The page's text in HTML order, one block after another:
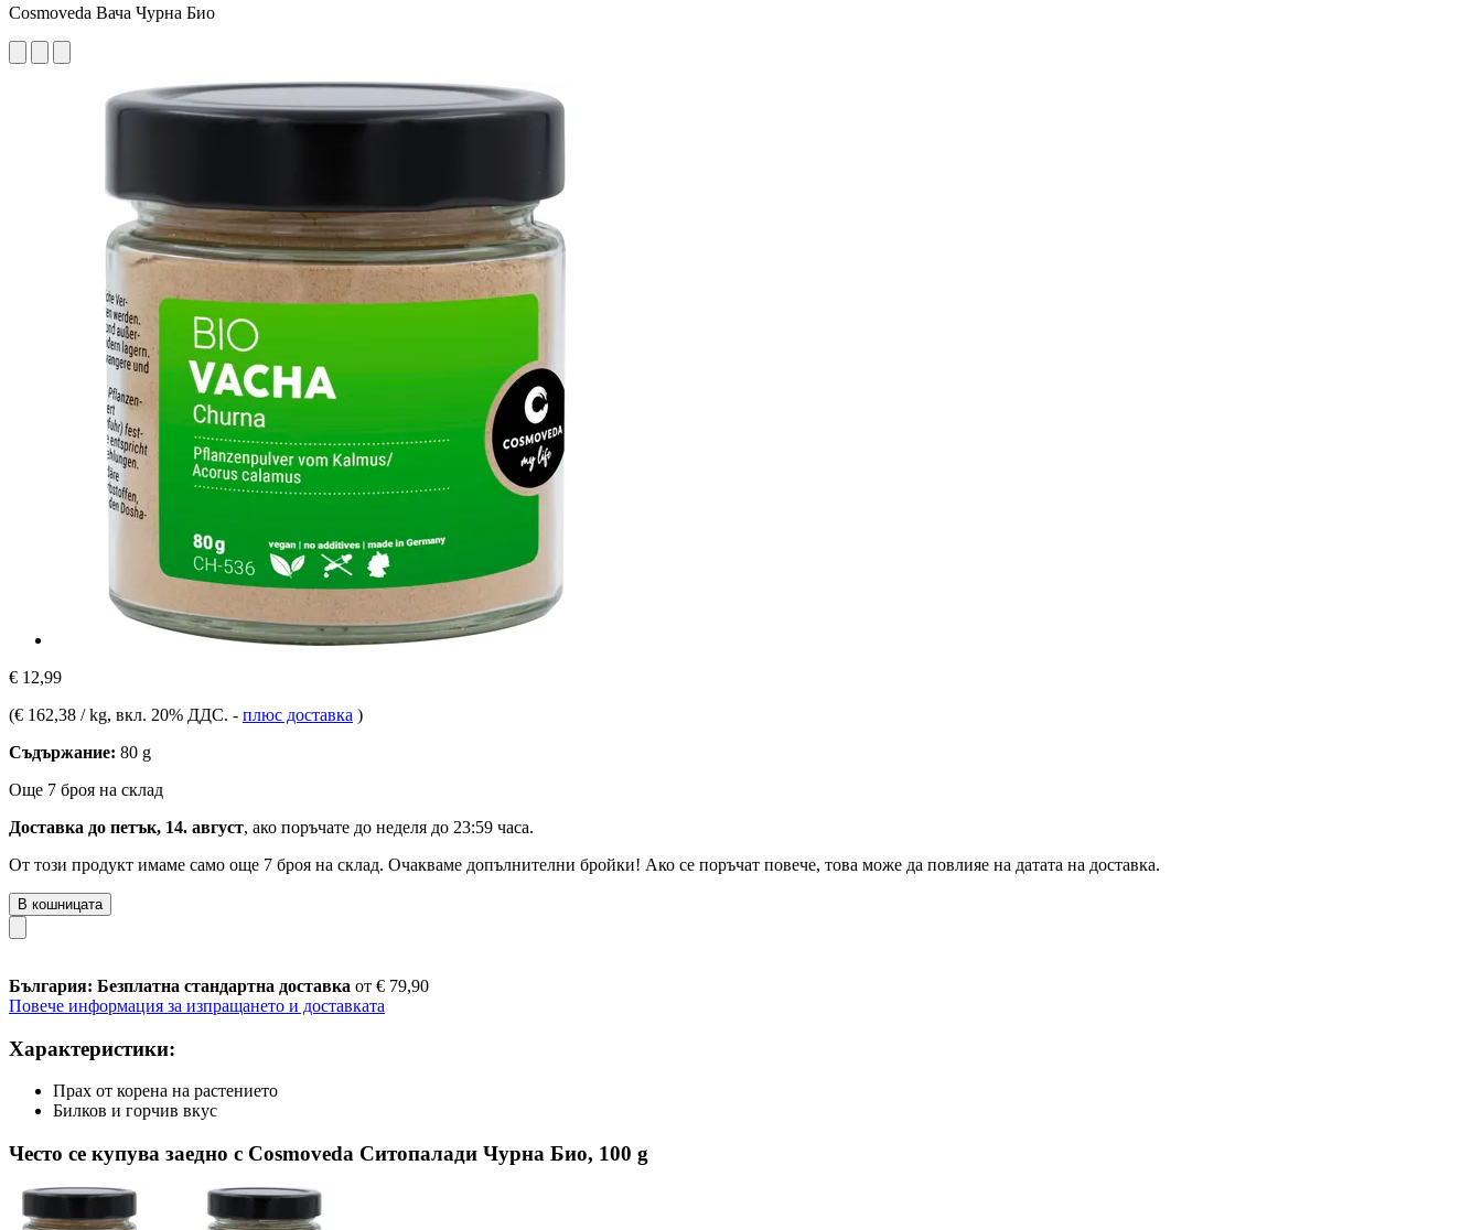
Cosmoveda Вача Чурна Био
€ 12,99
(€ 162,38 / kg, вкл. 20% ДДС. - плюс доставка )
Съдържание: 80 g
Още 7 броя на склад
Доставка до петък, 14. август, ако поръчате до неделя до 23:59 часа.
От този продукт имаме само още 7 броя на склад. Очакваме допълнителни бройки! Ако се поръчат повече, това може да повлияе на датата на доставка.
В кошницата
България: Безплатна стандартна доставка от € 79,90
Повече информация за изпращането и доставката
Характеристики:
Прах от корена на растението
Билков и горчив вкус
Често се купува заедно с Cosmoveda Ситопалади Чурна Био, 100 g